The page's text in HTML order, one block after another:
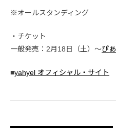
※オールスタンディング
・チケット
一般発売：2月18日（土）〜ぴあ
■yahyel オフィシャル・サイト